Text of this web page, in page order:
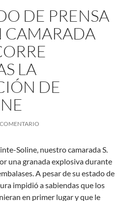
DE PRENSA
CAMARADA
LA
DE
Soline, nuestro camarada S.
una granada explosiva durante
A pesar de su estado de
impidió a sabiendas que los
en primer lugar y que le